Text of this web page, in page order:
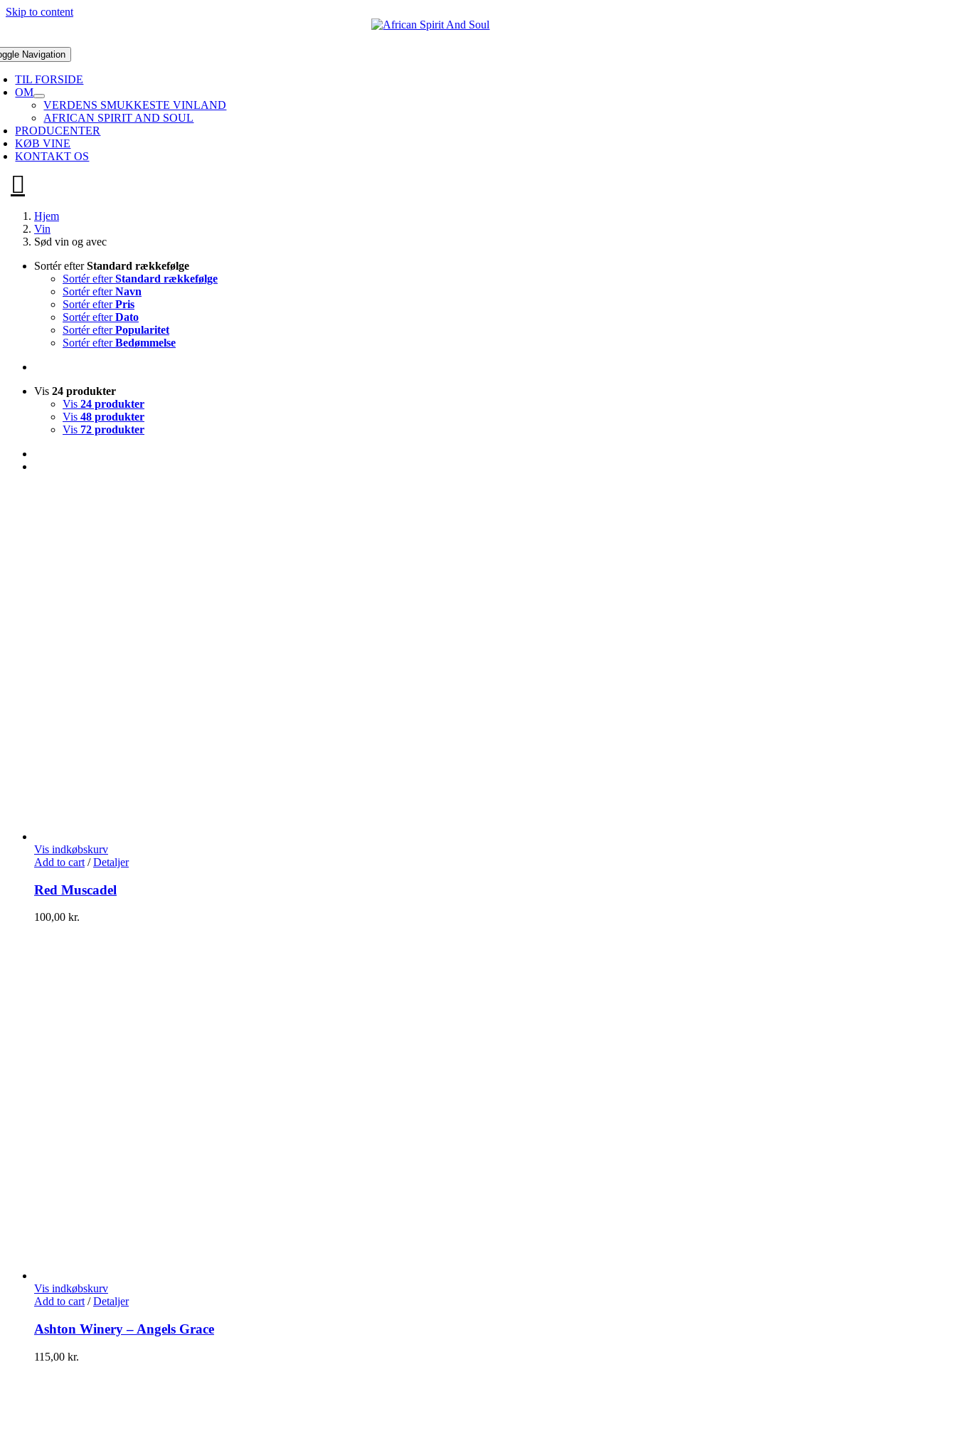
Skip to content
Navigation
TIL FORSIDE
OM
VERDENS SMUKKESTE VINLAND
AFRICAN SPIRIT AND SOUL
PRODUCENTER
KØB VINE
KONTAKT OS
Hjem
Vin
Sød vin og avec
Sortér efterStandard rækkefølge
Sortér efterStandard rækkefølge
Sortér efterNavn
Sortér efterPris
Sortér efterDato
Sortér efterPopularitet
Sortér efterBedømmelse
Vis 24 produkter
Vis 24 produkter
Vis 48 produkter
Vis 72 produkter
Vis indkøbskurv
Add to cart / Detaljer
Red Muscadel
100,00 kr.
Vis indkøbskurv
Add to cart/ Detaljer
Ashton Winery – Angels Grace
115,00 kr.